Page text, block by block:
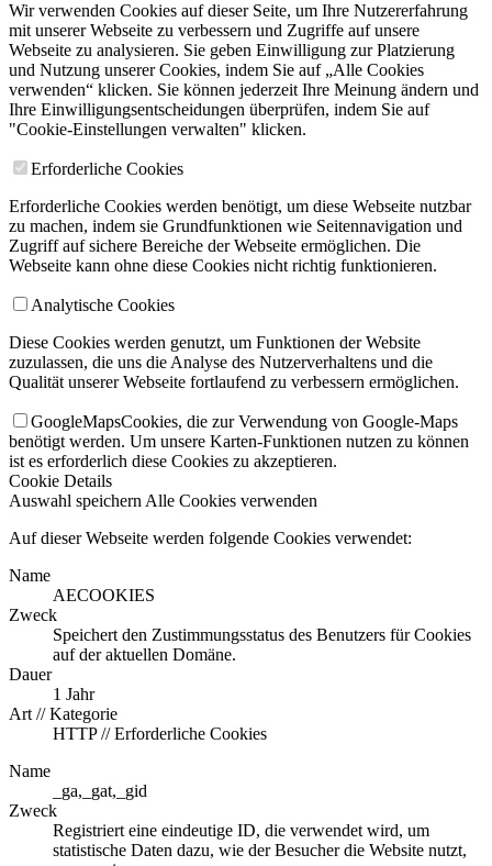
Wir verwenden Cookies auf dieser Seite, um Ihre Nutzererfahrung
mit unserer Webseite zu verbessern und Zugriffe auf unsere
Webseite zu analysieren. Sie geben Einwilligung zur Platzierung
und Nutzung unserer Cookies, indem Sie auf „Alle Cookies
verwenden“ klicken. Sie können jederzeit Ihre Meinung ändern und
Ihre Einwilligungsentscheidungen überprüfen, indem Sie auf
"Cookie-Einstellungen verwalten" klicken.
Erforderliche Cookies
Erforderliche Cookies werden benötigt, um diese Webseite nutzbar
zu machen, indem sie Grundfunktionen wie Seitennavigation und
Zugriff auf sichere Bereiche der Webseite ermöglichen. Die
Webseite kann ohne diese Cookies nicht richtig funktionieren.
Analytische Cookies
Diese Cookies werden genutzt, um Funktionen der Website
zuzulassen, die uns die Analyse des Nutzerverhaltens und die
Qualität unserer Webseite fortlaufend zu verbessern ermöglichen.
GoogleMapsCookies, die zur Verwendung von Google-Maps
benötigt werden. Um unsere Karten-Funktionen nutzen zu können
ist es erforderlich diese Cookies zu akzeptieren.
Cookie Details
Auswahl speichernAlle Cookies verwenden
Auf dieser Webseite werden folgende Cookies verwendet:
Name
AECOOKIES
Zweck
Speichert den Zustimmungsstatus des Benutzers für Cookies
auf der aktuellen Domäne.
Dauer
1 Jahr
Art // Kategorie
HTTP // Erforderliche Cookies
Name
_ga,_gat,_gid
Zweck
Registriert eine eindeutige ID, die verwendet wird, um
statistische Daten dazu, wie der Besucher die Website nutzt,